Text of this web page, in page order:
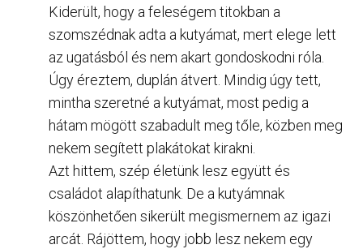
Kiderült, hogy a feleségem titokban a
szomszédnak adta a kutyámat, mert elege lett
az ugatásból és nem akart gondoskodni róla.
Úgy éreztem, duplán átvert. Mindig úgy tett,
mintha szeretné a kutyámat, most pedig a
hátam mögött szabadult meg tőle, közben meg
nekem segített plakátokat kirakni.
Azt hittem, szép életünk lesz együtt és
családot alapíthatunk. De a kutyámnak
köszönhetően sikerült megismernem az igazi
arcát. Rájöttem, hogy jobb lesz nekem egy